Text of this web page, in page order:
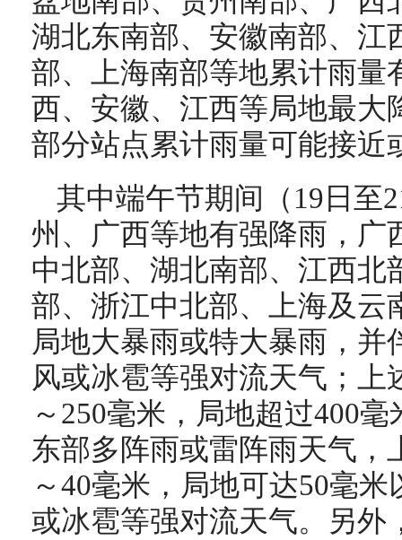
湖北东南部、安徽南部、江
部、上海南部等地累计雨量
西、安徽、江西等局地最大
部分站点累计雨量可能接近
其中端午节期间（19日至
州、广西等地有强降雨，广
中北部、湖北南部、江西北
部、浙江中北部、上海及云
局地大暴雨或特大暴雨，
风或冰雹等强对流天气；上
～250毫米，局地超过400
东部多阵雨或雷阵雨天气，
～40毫米，局地可达50毫
或冰雹等强对流天气。另外